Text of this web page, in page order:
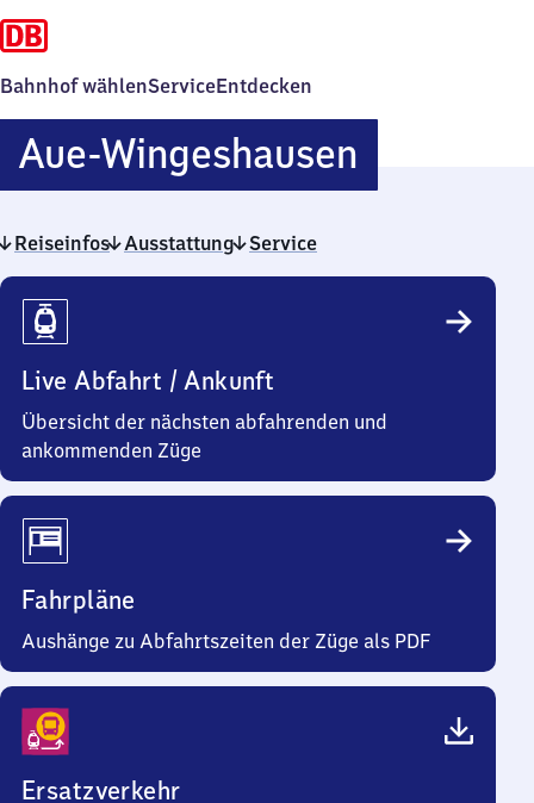
Bahnhof wählenServiceEntdecken
Aue-WingeshausenAue-
Reiseinfos Ausstattung Service
Reiseinfos
Live Abfahrt / Ankunft
Übersicht der nächsten abfahrenden und
ankommenden Züge
Fahrpläne
Aushänge zu Abfahrtszeiten der Züge als PDF
Ersatzverkehr